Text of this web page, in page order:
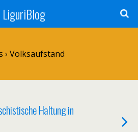
LiguriBlog
› Volksaufstand
Haltung in